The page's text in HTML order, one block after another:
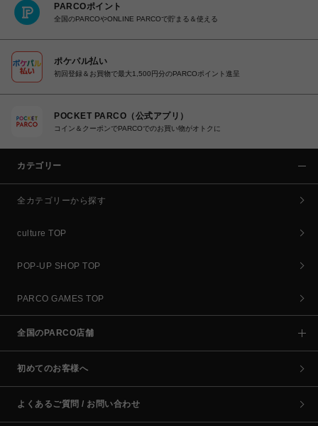
PARCOポイント
全国のPARCOやONLINE PARCOで貯まる＆使える
ポケパル払い
初回登録＆お買物で最大1,500円分のPARCOポイント進呈
POCKET PARCO（公式アプリ）
コイン＆クーポンでPARCOでのお買い物がオトクに
カテゴリー
全カテゴリーから探す
culture TOP
POP-UP SHOP TOP
PARCO GAMES TOP
全国のPARCO店舗
初めてのお客様へ
よくあるご質問 / お問い合わせ